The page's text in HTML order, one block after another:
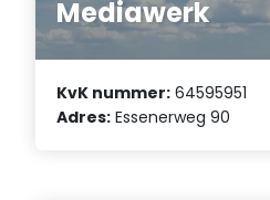
Mediawerk
KvK nummer: 64595951
Adres: Essenerweg 90